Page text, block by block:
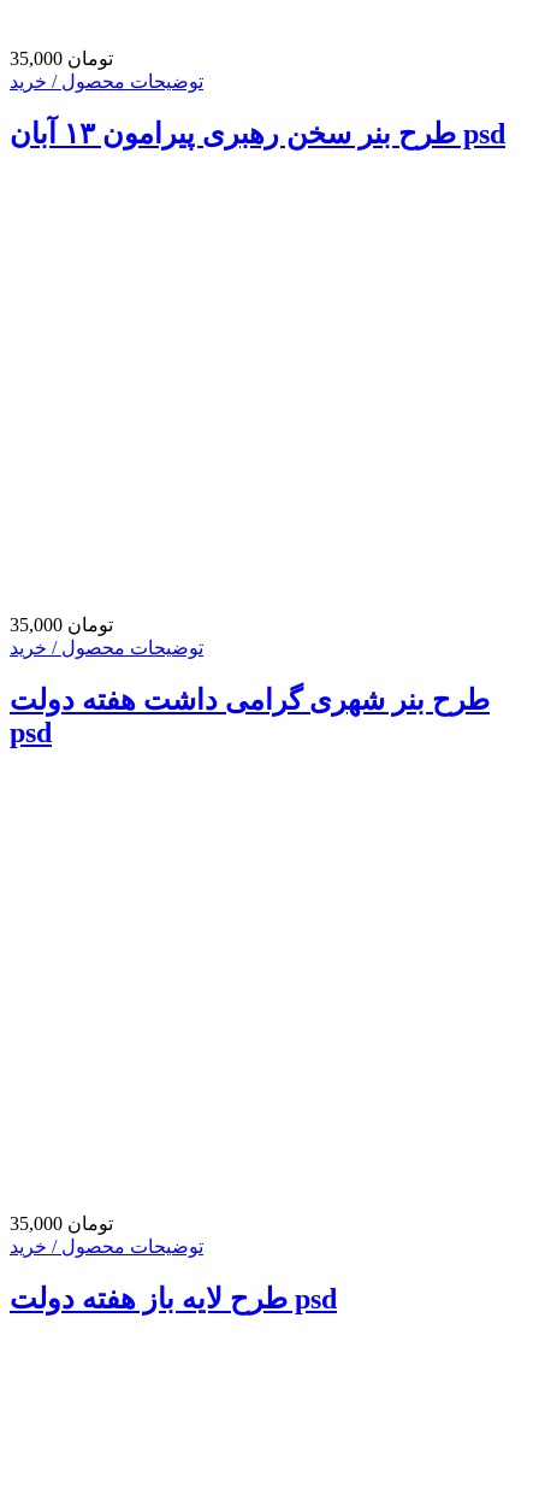
35,000 تومان
توضیحات محصول / خرید
طرح بنر سخن رهبری پیرامون ۱۳ آبان psd
35,000 تومان
توضیحات محصول / خرید
طرح بنر شهری گرامی داشت هفته دولت
psd
35,000 تومان
توضیحات محصول / خرید
طرح لایه باز هفته دولت psd